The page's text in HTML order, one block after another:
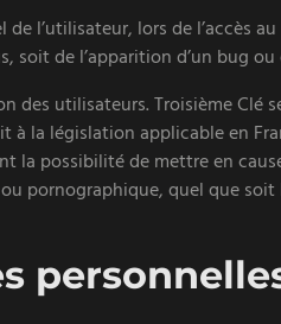
l’utilisateur, lors de l’accès
de l’apparition d’un bug
des utilisateurs. Troisième Clé
à la législation applicable en
la possibilité de mettre en
pornographique, quel que